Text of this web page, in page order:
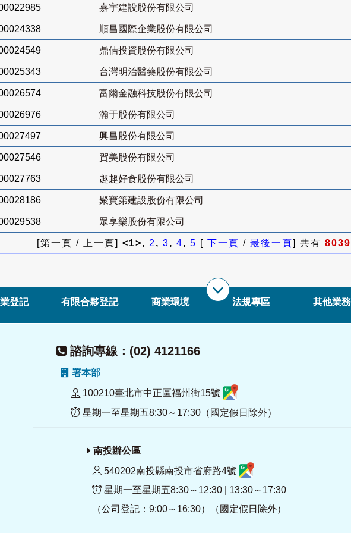
嘉宇建設股份有限公司
順昌國際企業股份有限公司
鼎佶投資股份有限公司
台灣明治醫藥股份有限公司
富爾金融科技股份有限公司
瀚于股份有限公司
興昌股份有限公司
賀美股份有限公司
趣趣好食股份有限公司
聚寶第建設股份有限公司
眾享樂股份有限公司
[第一頁 / 上一頁] <1>, 2, 3, 4, 5 [ 下一頁 / 最後一頁] 共有 8039
登記 有限合夥登記 商業環境 法規專區 其他業務
諮詢專線：(02) 4121166
署本部
100210臺北市中正區福州街15號
星期一至星期五8:30～17:30（國定假日除外）
南投辦公區
540202南投縣南投市省府路4號
星期一至星期五8:30～12:30 | 13:30～17:30
（公司登記：9:00～16:30）（國定假日除外）